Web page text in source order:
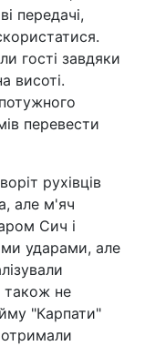
передачі,
гості завдяки
висоті.
перевести
рухівців
але м'яч
Сич і
ударами, але
також не
"Карпати"